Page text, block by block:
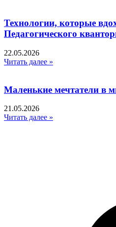
Технологии, которые
Педагогического
22.05.2026
Читать далее »
Маленькие мечтатели в
21.05.2026
Читать далее »